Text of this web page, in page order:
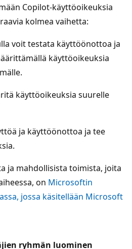
Copilot-käyttöoikeuksia
kolmea vaihetta:
voit testata käyttöönottoa ja
käyttöoikeuksia
käyttöoikeuksia suurelle
ja käyttöönottoa ja tee
ja mahdollisista toimista, joita
on Microsoftin
jossa käsitellään Microsoft
ryhmän luominen